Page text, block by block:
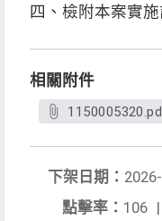
四、檢附本案實施
相關附件
下架日期：
點擊率： 106 |